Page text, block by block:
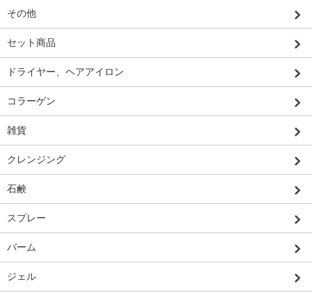
その他
セット商品
ドライヤー、ヘアアイロン
コラーゲン
雑貨
クレンジング
石鹸
スプレー
バーム
ジェル